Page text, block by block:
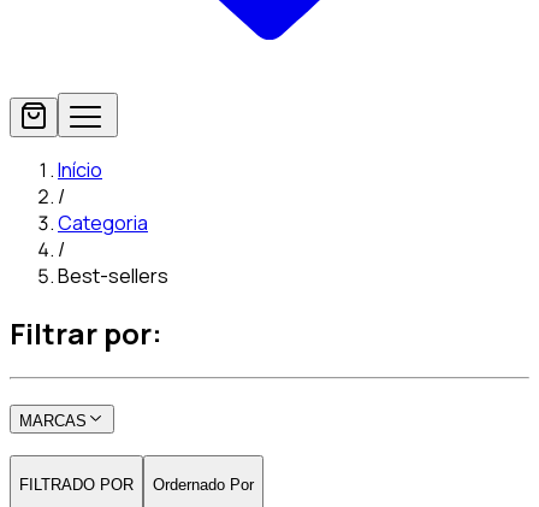
Início
/
Categoria
/
Best-sellers
Filtrar por:
MARCAS
FILTRADO POR
Ordernado Por